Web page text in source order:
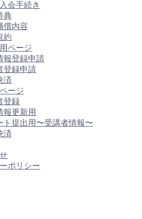
会手続き
典
償内容
約
ページ
報登録申請
登録申請
済
ージ
登録
報更新用
ト提出用〜受講者情報〜
済
ポリシー